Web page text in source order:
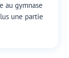
au gymnase
une partie